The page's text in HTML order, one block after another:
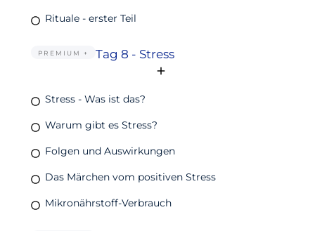
Rituale - erster Teil
PREMIUM + Tag 8 - Stress
Stress - Was ist das?
Warum gibt es Stress?
Folgen und Auswirkungen
Das Märchen vom positiven Stress
Mikronährstoff-Verbrauch